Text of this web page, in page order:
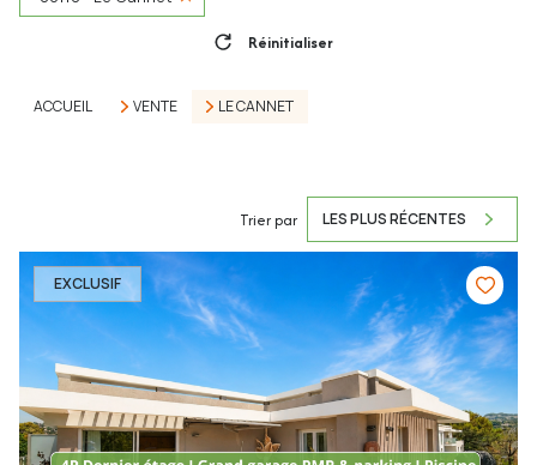
Réinitialiser
ACCUEIL VENTE LE CANNET
Trier par LES PLUS RÉCENTES
EXCLUSIF